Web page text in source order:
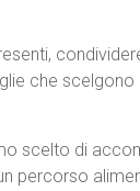
che
scelto di
percorso